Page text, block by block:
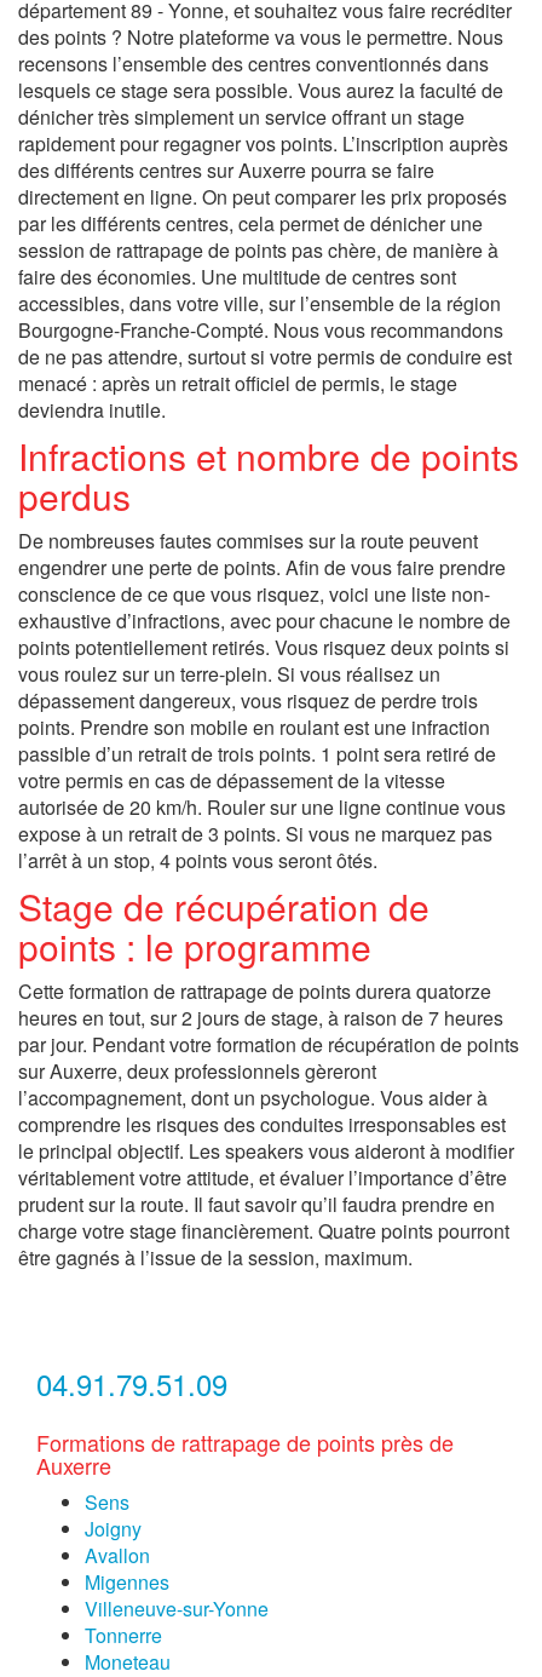
département 89 - Yonne, et souhaitez vous faire recréditer
des points ? Notre plateforme va vous le permettre. Nous
recensons l’ensemble des centres conventionnés dans
lesquels ce stage sera possible. Vous aurez la faculté de
dénicher très simplement un service offrant un stage
rapidement pour regagner vos points. L’inscription auprès
des différents centres sur Auxerre pourra se faire
directement en ligne. On peut comparer les prix proposés
par les différents centres, cela permet de dénicher une
session de rattrapage de points pas chère, de manière à
faire des économies. Une multitude de centres sont
accessibles, dans votre ville, sur l’ensemble de la région
Bourgogne-Franche-Compté. Nous vous recommandons
de ne pas attendre, surtout si votre permis de conduire est
menacé : après un retrait officiel de permis, le stage
deviendra inutile.
Infractions et nombre de points
perdus
De nombreuses fautes commises sur la route peuvent
engendrer une perte de points. Afin de vous faire prendre
conscience de ce que vous risquez, voici une liste non-
exhaustive d’infractions, avec pour chacune le nombre de
points potentiellement retirés. Vous risquez deux points si
vous roulez sur un terre-plein. Si vous réalisez un
dépassement dangereux, vous risquez de perdre trois
points. Prendre son mobile en roulant est une infraction
passible d’un retrait de trois points. 1 point sera retiré de
votre permis en cas de dépassement de la vitesse
autorisée de 20 km/h. Rouler sur une ligne continue vous
expose à un retrait de 3 points. Si vous ne marquez pas
l’arrêt à un stop, 4 points vous seront ôtés.
Stage de récupération de
points : le programme
Cette formation de rattrapage de points durera quatorze
heures en tout, sur 2 jours de stage, à raison de 7 heures
par jour. Pendant votre formation de récupération de points
sur Auxerre, deux professionnels gèreront
l’accompagnement, dont un psychologue. Vous aider à
comprendre les risques des conduites irresponsables est
le principal objectif. Les speakers vous aideront à modifier
véritablement votre attitude, et évaluer l’importance d’être
prudent sur la route. Il faut savoir qu’il faudra prendre en
charge votre stage financièrement. Quatre points pourront
être gagnés à l’issue de la session, maximum.
04.91.79.51.09
Formations de rattrapage de points près de
Auxerre
Sens
Joigny
Avallon
Migennes
Villeneuve-sur-Yonne
Tonnerre
Moneteau